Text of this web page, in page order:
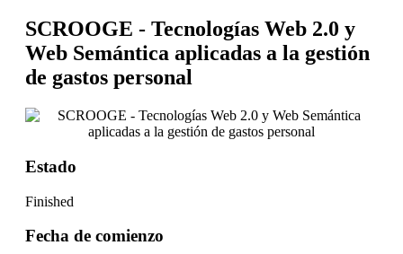
SCROOGE - Tecnologías Web 2.0 y
Web Semántica aplicadas a la gestión
de gastos personal
Estado
Finished
Fecha de comienzo